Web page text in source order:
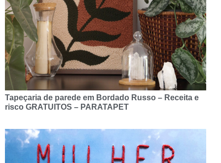
Tapeçaria de parede em Bordado Russo – Receita e
risco GRATUITOS – PARATAPET